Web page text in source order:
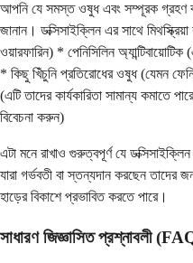
আপনি যে সমস্ত ওষুধ এবং সম্পূরক গ্রহণ
জানান। ডক্সিসাইক্লিন এর সাথে
ওয়ারফারিন) * পেনিসিলিন
* কিছু খিঁচুনি প্রতিরোধের ওষুধ (যেমন
(এটি তাদের কার্যকারিতা সামান্য কমাতে
বিবেচনা করুন)
এটা মনে রাখাও গুরুত্বপূর্ণ যে
যারা গর্ভবতী বা স্তন্যদান করছেন তাদের
হাড়ের বিকাশে প্রভাবিত করতে পারে।
সাধারণ জিজ্ঞাসিত প্রশ্নাবলী